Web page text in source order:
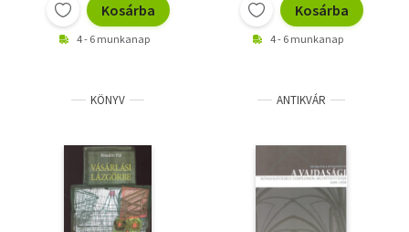
Kosárba
4 - 6 munkanap
Kosárba
4 - 6 munkanap
KÖNYV ANTIKVÁR